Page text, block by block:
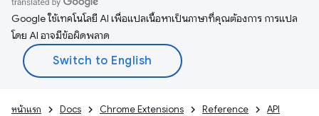
Google ใช้เทคโนโลยี AI เพื่อแปลเนื้อหาเป็นภาษาที่คุณต้องการ การแปล
โดย AI อาจมีข้อผิดพลาด
หน้าแรก Docs Chrome Extensions Reference API